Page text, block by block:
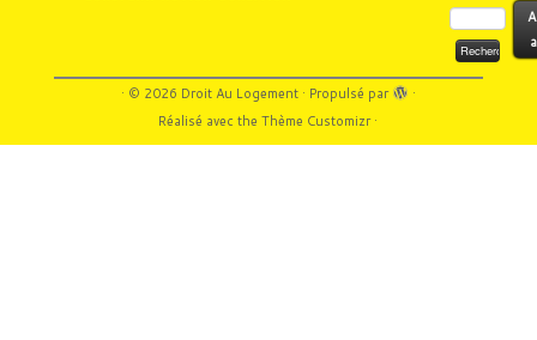
Rechercher :
· © 2026 Droit Au Logement· Propulsé par
·
Réalisé avec theThème Customizr·